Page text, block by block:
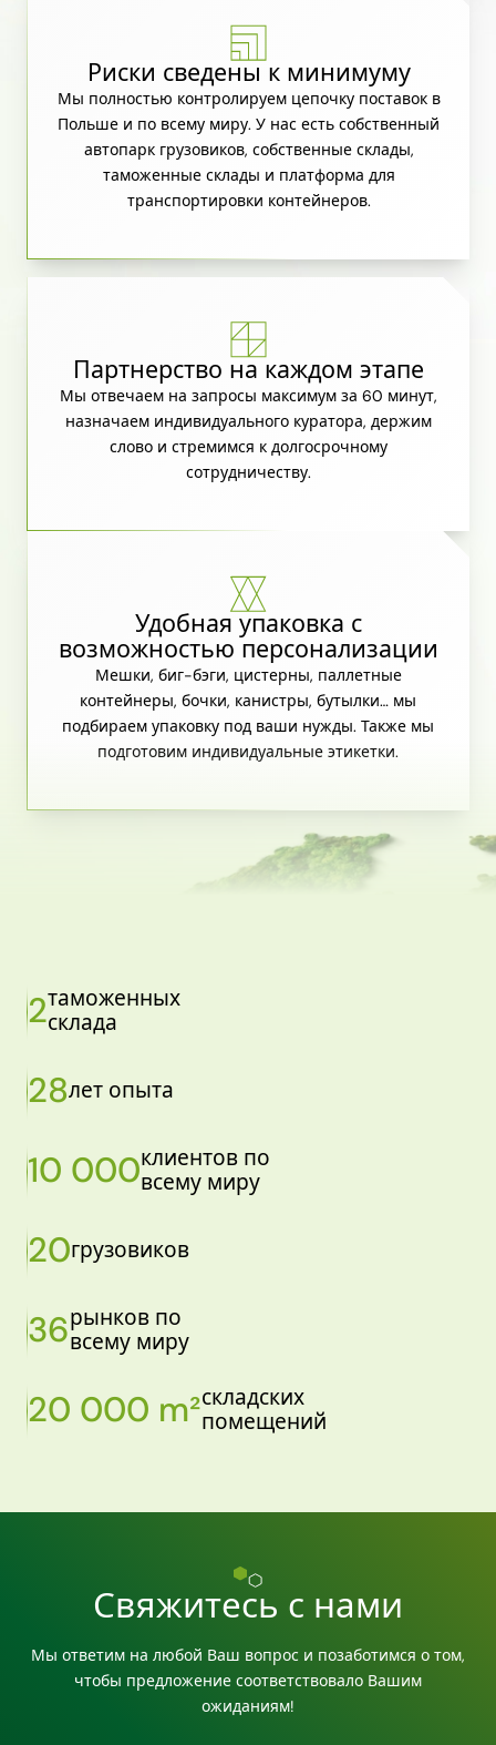
Риски сведены к минимуму
Мы полностью контролируем цепочку поставок в
Польше и по всему миру. У нас есть собственный
автопарк грузовиков, собственные склады,
таможенные склады и платформа для
транспортировки контейнеров.
Партнерство на каждом этапе
Мы отвечаем на запросы максимум за 60 минут,
назначаем индивидуального куратора, держим
слово и стремимся к долгосрочному
сотрудничеству.
Удобная упаковка с
возможностью персонализации
Мешки, биг-бэги, цистерны, паллетные
контейнеры, бочки, канистры, бутылки… мы
подбираем упаковку под ваши нужды. Также мы
подготовим индивидуальные этикетки.
2таможенных
склада
28лет опыта
10 000клиентов по
всему миру
20грузовиков
36рынков по
всему миру
20 000 m²складских
помещений
Свяжитесь с нами
Мы ответим на любой Ваш вопрос и позаботимся о том,
чтобы предложение соответствовало Вашим
ожиданиям!